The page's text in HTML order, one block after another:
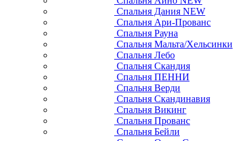
Спальня Дания NEW
Спальня Ари-Прованс
Спальня Рауна
Спальня Мальта/Хельсинки
Спальня Лебо
Спальня Скандия
Спальня ПЕННИ
Спальня Верди
Спальня Скандинавия
Спальня Викинг
Спальня Прованс
Спальня Бейли